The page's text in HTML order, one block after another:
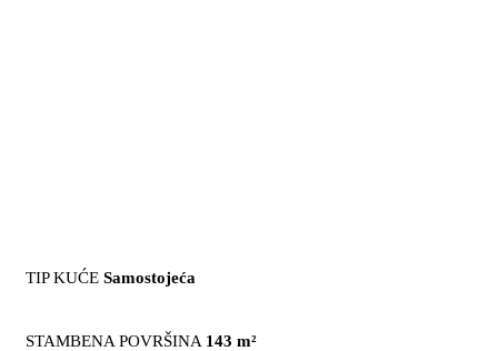
TIP KUĆE Samostojeća
STAMBENA POVRŠINA 143 m²